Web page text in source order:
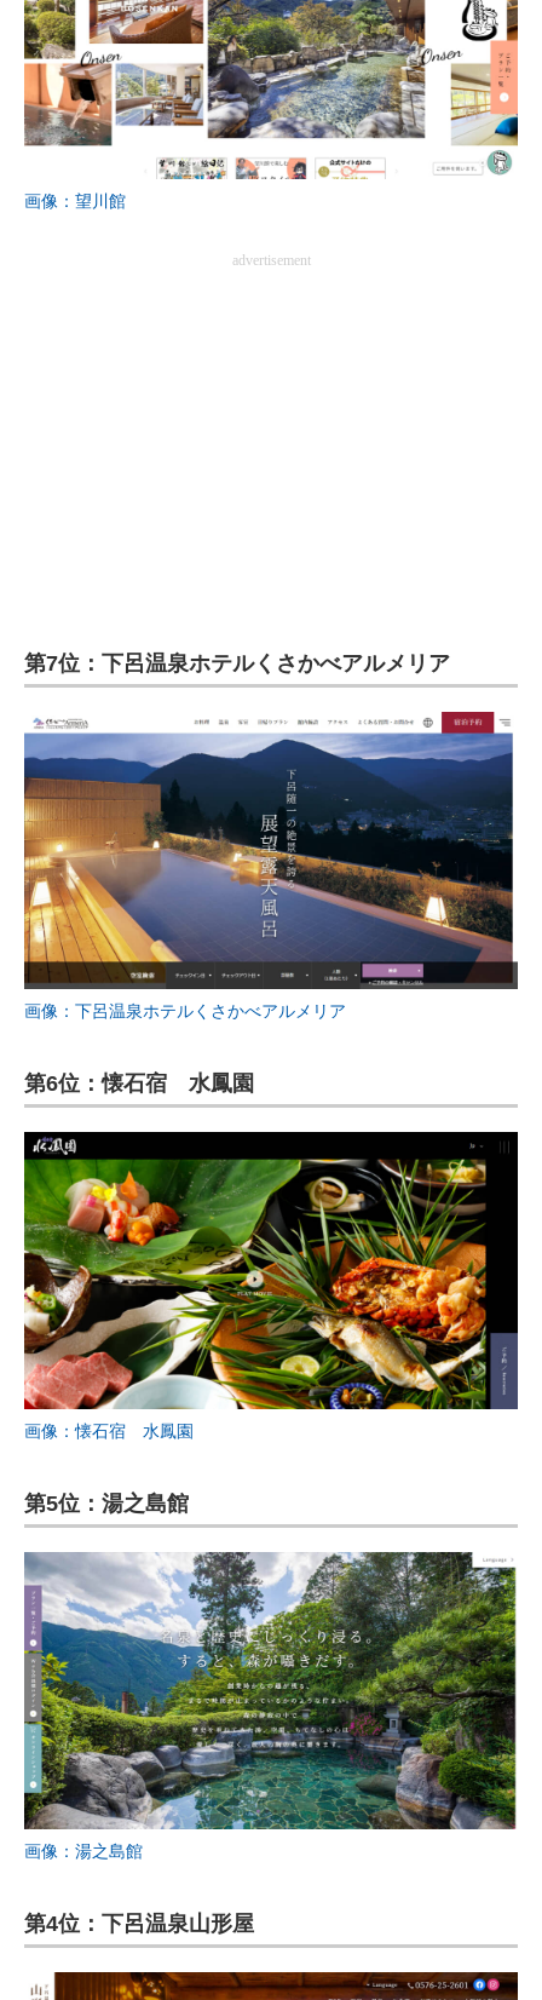
画像：望川館
advertisement
第7位：下呂温泉ホテルくさかべアルメリア
画像：下呂温泉ホテルくさかべアルメリア
第6位：懐石宿 水鳳園
画像：懐石宿 水鳳園
第5位：湯之島館
画像：湯之島館
第4位：下呂温泉山形屋